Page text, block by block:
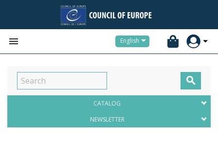
 English

CATALOG
NEWSLETTER